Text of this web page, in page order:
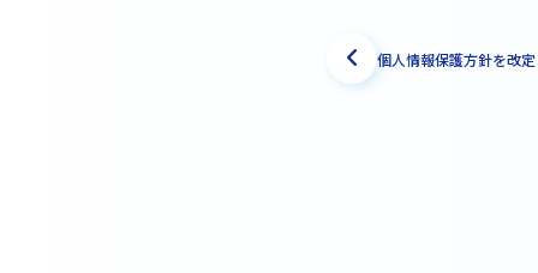
個人情報保護方針を改